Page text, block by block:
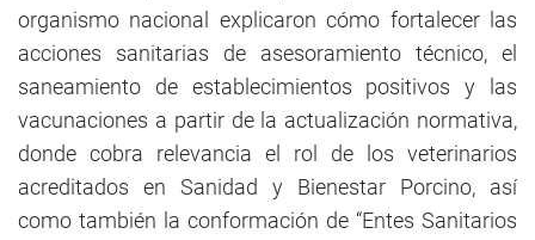
organismo nacional explicaron cómo fortalecer las
acciones sanitarias de asesoramiento técnico, el
saneamiento de establecimientos positivos y las
vacunaciones a partir de la actualización normativa,
donde cobra relevancia el rol de los veterinarios
acreditados en Sanidad y Bienestar Porcino, así
como también la conformación de “Entes Sanitarios